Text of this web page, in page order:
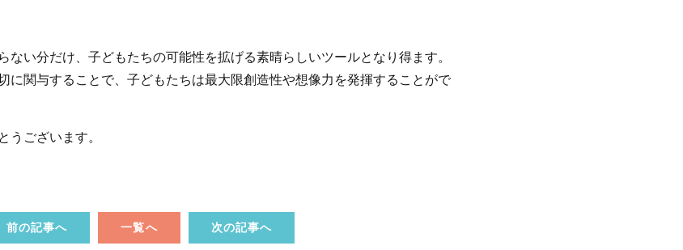
ない分だけ、子どもたちの可能性を拡げる素晴らしいツールとなり得ます。
に関与することで、子どもたちは最大限創造性や想像力を発揮することがで
うございます。
前の記事へ 一覧へ 次の記事へ